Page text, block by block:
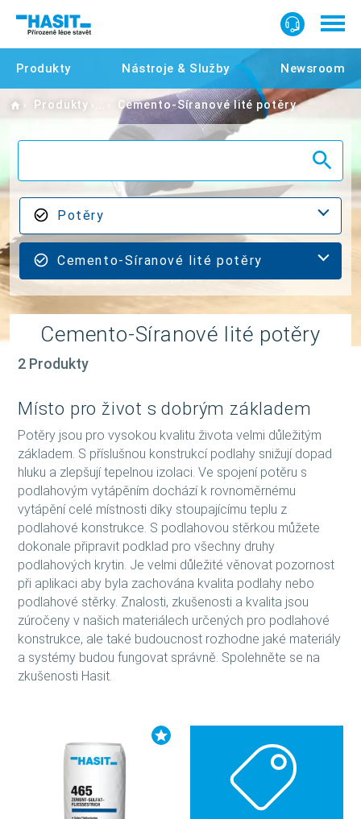
Produkty Nástroje & Služby Newsroom
Home
Produkty Cemento-Síranové lité potěry
Potěry
Cemento-Síranové lité potěry
Cemento-Síranové lité potěry
2 Produkty
Místo pro život s dobrým základem
Potěry jsou pro vysokou kvalitu života velmi důležitým
základem. S příslušnou konstrukcí podlahy snižují dopad
hluku a zlepšují tepelnou izolaci. Ve spojení potěru s
podlahovým vytápěním dochází k rovnoměrnému
vytápění celé místnosti díky stoupajícímu teplu z
podlahové konstrukce. S podlahovou stěrkou můžete
dokonale připravit podklad pro všechny druhy
podlahových krytin. Je velmi důležité věnovat pozornost
při aplikaci aby byla zachována kvalita podlahy nebo
podlahové stěrky. Znalosti, zkušenosti a kvalita jsou
zúročeny v našich materiálech určených pro podlahové
konstrukce, ale také budoucnost rozhodne jaké materiály
a systémy budou fungovat správně. Spolehněte se na
zkušenosti Hasit.